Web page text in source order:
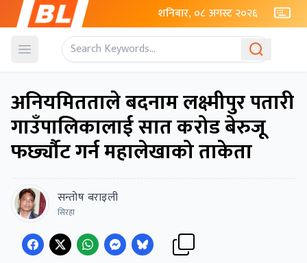
शनिबार, ०८ अगस्ट २०२६
Open menu
अनियमितताले बदनाम लक्ष्मीपुर पतारी
गाउँपालिकालाई सात करोड बेरुजू
फर्छ्यौट गर्न महालेखाको ताकेता
सन्तोष बराइली
सिरहा